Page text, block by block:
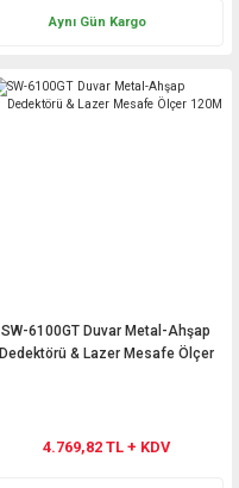
Aynı Gün Kargo
SW-6100GT Duvar Metal-Ahşap
Dedektörü & Lazer Mesafe Ölçer
4.769,82 TL + KDV